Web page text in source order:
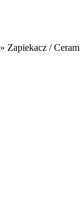
» Zapiekacz /